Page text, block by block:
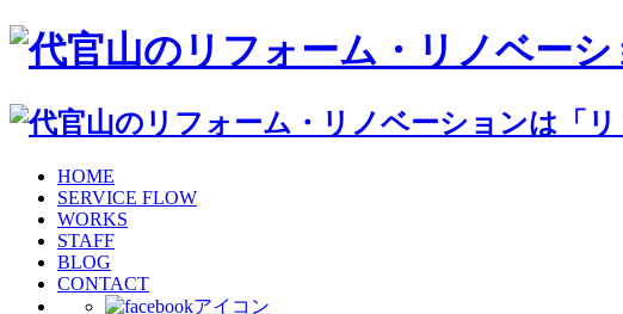
HOME
SERVICE FLOW
WORKS
STAFF
BLOG
CONTACT